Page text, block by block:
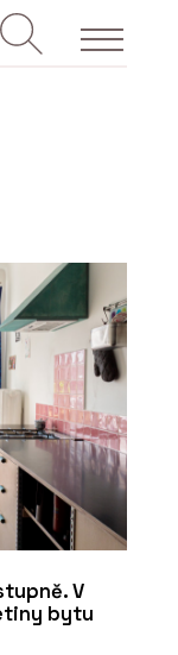
V
bytu